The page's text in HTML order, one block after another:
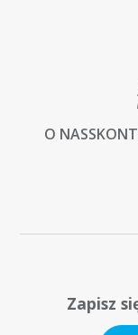
O NAS
Zapisz